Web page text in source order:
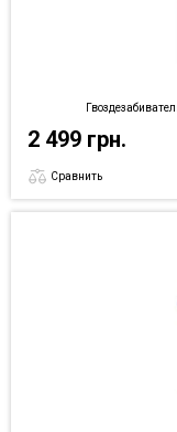
2 499 грн.
Сравнить